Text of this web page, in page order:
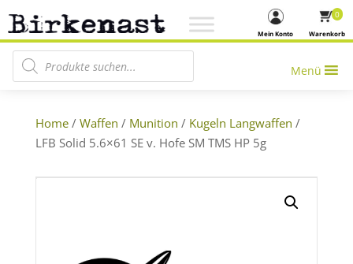
Warenkorb
0
Mein Konto
Products search
Menü
Home/ Waffen / Munition / Kugeln Langwaffen /
LFB Solid 5.6×61 SE v. Hofe SM TMS HP 5g